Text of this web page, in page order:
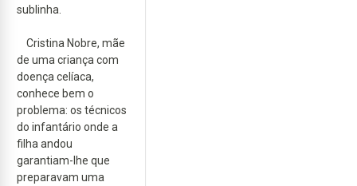
sublinha.
Cristina Nobre, mãe
de uma criança com
doença celíaca,
conhece bem o
problema: os técnicos
do infantário onde a
filha andou
garantiam-lhe que
preparavam uma